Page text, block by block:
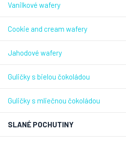
Vanilkové wafery
Cookie and cream wafery
Jahodové wafery
Guličky s bielou čokoládou
Guličky s mliečnou čokoládou
SLANÉ POCHUTINY